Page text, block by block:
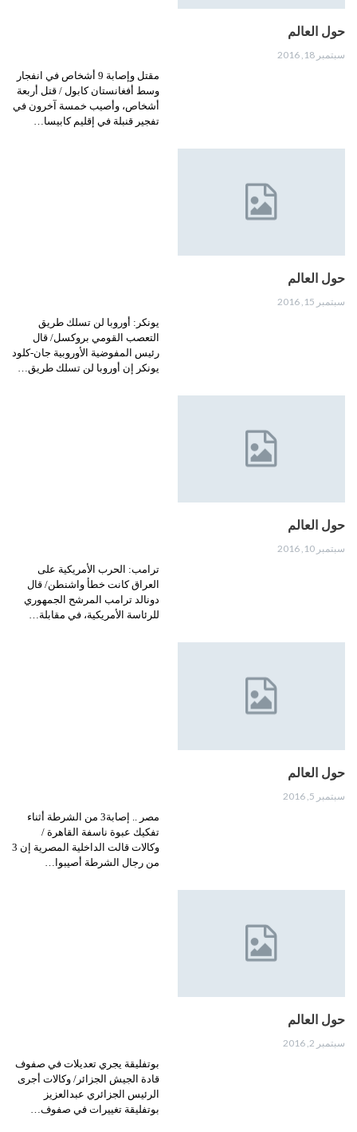
حول العالم
سبتمبر 18, 2016
مقتل وإصابة 9 أشخاص في انفجار
وسط أفغانستان كابول / قتل أربعة
أشخاص، وأصيب خمسة آخرون في
تفجير قنبلة في إقليم كابيسا…
حول العالم
سبتمبر 15, 2016
يونكر: أوروبا لن تسلك طريق
التعصب القومي بروكسل/ قال
رئيس المفوضية الأوروبية جان-كلود
يونكر إن أوروبا لن تسلك طريق…
حول العالم
سبتمبر 10, 2016
ترامب: الحرب الأمريكية على
العراق كانت خطأ واشنطن/ قال
دونالد ترامب المرشح الجمهوري
للرئاسة الأمريكية، في مقابلة…
حول العالم
سبتمبر 5, 2016
مصر .. إصابة3 من الشرطة أثناء
تفكيك عبوة ناسفة القاهرة /
وكالات قالت الداخلية المصرية إن 3
من رجال الشرطة أصيبوا…
حول العالم
سبتمبر 2, 2016
بوتفليقة يجري تعديلات في صفوف
قادة الجيش الجزائر/ وكالات أجرى
الرئيس الجزائري عبدالعزيز
بوتفليقة تغييرات في صفوف…